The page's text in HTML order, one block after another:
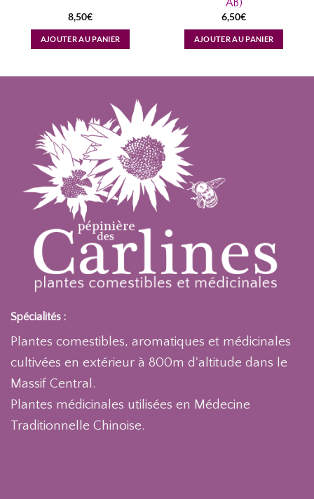
8,50€
AJOUTER AU PANIER
AB)
6,50€
AJOUTER AU PANIER
Spécialités :
Plantes comestibles, aromatiques et médicinales
cultivées en extérieur à 800m d'altitude dans le
Massif Central.
Plantes médicinales utilisées en Médecine
Traditionnelle Chinoise.